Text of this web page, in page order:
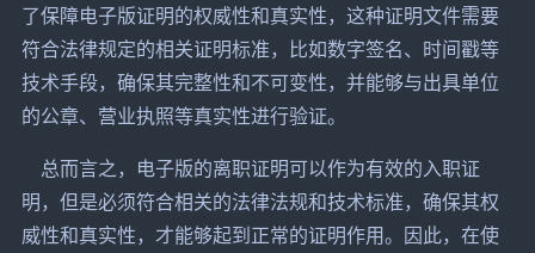
了保障电子版证明的权威性和真实性，这种证明文件需要
符合法律规定的相关证明标准，比如数字签名、时间戳等
技术手段，确保其完整性和不可变性，并能够与出具单位
的公章、营业执照等真实性进行验证。
总而言之，电子版的离职证明可以作为有效的入职证
明，但是必须符合相关的法律法规和技术标准，确保其权
威性和真实性，才能够起到正常的证明作用。因此，在使